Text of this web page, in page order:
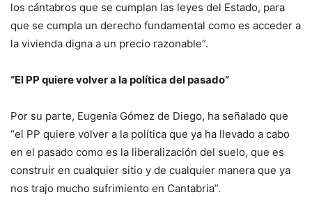
los cántabros que se cumplan las leyes del Estado, para
que se cumpla un derecho fundamental como es acceder a
la vivienda digna a un precio razonable”.
“El PP quiere volver a la política del pasado”
Por su parte, Eugenia Gómez de Diego, ha señalado que
“el PP quiere volver a la política que ya ha llevado a cabo
en el pasado como es la liberalización del suelo, que es
construir en cualquier sitio y de cualquier manera que ya
nos trajo mucho sufrimiento en Cantabria”.